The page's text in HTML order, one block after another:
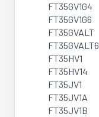
FT35GV1G4
FT35GV1G6
FT35GVALT
FT35GVALT6
FT35HV1
FT35HV14
FT35JV1
FT35JV1A
FT35JV1B